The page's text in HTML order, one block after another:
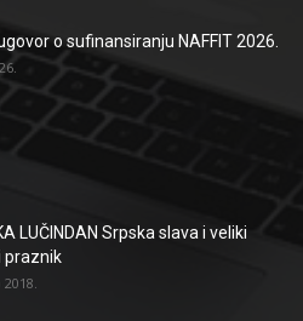
o sufinansiranju NAFFIT 2026.
LUČINDAN Srpska slava i veliki
praznik